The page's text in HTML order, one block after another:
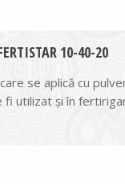
10-40-20
se aplică cu
fi utilizat și în